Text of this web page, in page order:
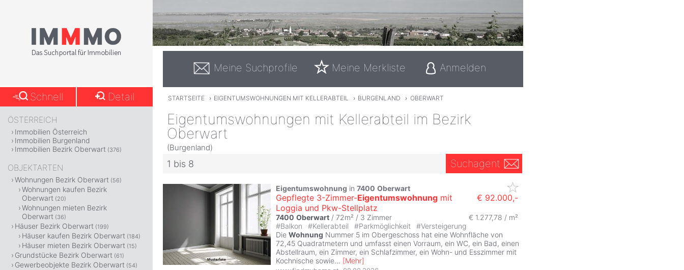
Meine Suchprofile Meine Merkliste Anmelden
STARTSEITE › EIGENTUMSWOHNUNGEN MIT KELLERABTEIL › BURGENLAND › OBERWART
Eigentumswohnungen mit Kellerabteil im Bezirk
Oberwart
(Burgenland)
1 bis 8 Suchagent
Eigentumswohnung in 7400 Oberwart
Gepflegte 3-Zimmer-Eigentumswohnung mit
Loggia und Pkw-Stellplatz
€ 92.000,-
7400 Oberwart / 72m² / 3 Zimmer
€ 1.277,78 / m²
#Balkon #Kellerabteil #Parkmöglichkeit #Versteigerung
Die Wohnung Nummer 5 im Obergeschoss hat eine Wohnfläche von
72,45 Quadratmetern und umfasst einen Vorraum, ein WC, ein Bad, einen
Abstellraum, ein Zimmer, ein Schlafzimmer, ein Wohn- und Esszimmer mit
Kochnische sowie... [Mehr]
Schnell Detail
ÖSTERREICH
Immobilien Österreich
Immobilien Burgenland
Immobilien Bezirk Oberwart (376)
OBJEKTARTEN
Wohnungen Bezirk Oberwart (56)
Wohnungen kaufen Bezirk
Oberwart (20)
Wohnungen mieten Bezirk
Oberwart (36)
Häuser Bezirk Oberwart (199)
Häuser kaufen Bezirk Oberwart (184)
Häuser mieten Bezirk Oberwart (15)
Grundstücke Bezirk Oberwart (61)
Gewerbeobjekte Bezirk Oberwart (54)